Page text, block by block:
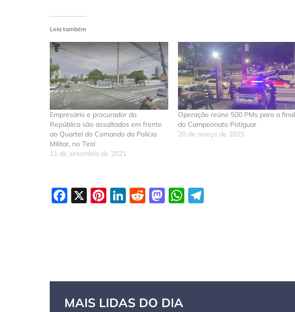
Leia também
Empresário e procurador da
República são assaltados em frente
ao Quartel do Comando da Polícia
Militar, no Tirol
11 de setembro de 2021
Operação reúne 500 PMs para a final
do Campeonato Potiguar
20 de março de 2025
Facebook
X Pinterest
LinkedIn
Reddit
Mastodon
WhatsApp
MAIS LIDAS DO DIA